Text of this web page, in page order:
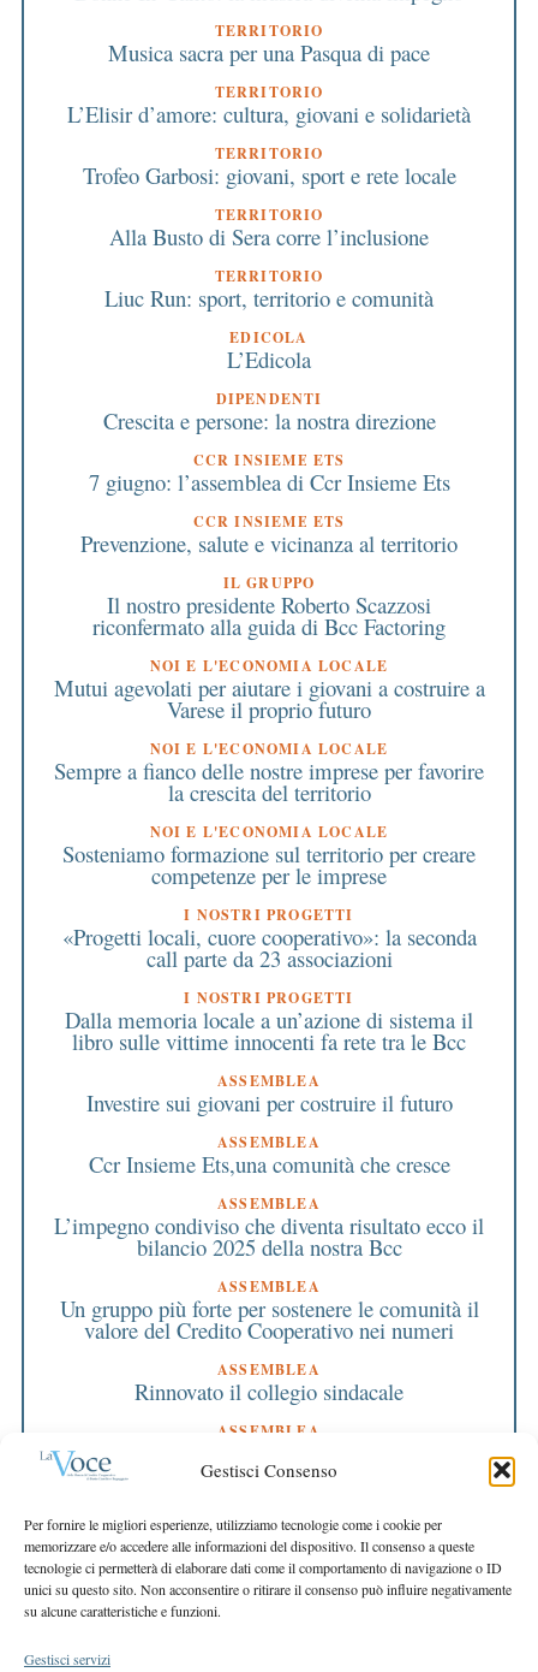
Gestisci Consenso
Per fornire le migliori esperienze, utilizziamo tecnologie come i cookie per
memorizzare e/o accedere alle informazioni del dispositivo. Il consenso a queste
tecnologie ci permetterà di elaborare dati come il comportamento di navigazione o ID
unici su questo sito. Non acconsentire o ritirare il consenso può influire negativamente
su alcune caratteristiche e funzioni.
Gestisci servizi
TERRITORIO
Musica sacra per una Pasqua di pace
TERRITORIO
L’Elisir d’amore: cultura, giovani e solidarietà
TERRITORIO
Trofeo Garbosi: giovani, sport e rete locale
TERRITORIO
Alla Busto di Sera corre l’inclusione
TERRITORIO
Liuc Run: sport, territorio e comunità
EDICOLA
L’Edicola
DIPENDENTI
Crescita e persone: la nostra direzione
CCR INSIEME ETS
7 giugno: l’assemblea di Ccr Insieme Ets
CCR INSIEME ETS
Prevenzione, salute e vicinanza al territorio
IL GRUPPO
Il nostro presidente Roberto Scazzosi
riconfermato alla guida di Bcc Factoring
NOI E L'ECONOMIA LOCALE
Mutui agevolati per aiutare i giovani a costruire a
Varese il proprio futuro
NOI E L'ECONOMIA LOCALE
Sempre a fianco delle nostre imprese per favorire
la crescita del territorio
NOI E L'ECONOMIA LOCALE
Sosteniamo formazione sul territorio per creare
competenze per le imprese
I NOSTRI PROGETTI
«Progetti locali, cuore cooperativo»: la seconda
call parte da 23 associazioni
I NOSTRI PROGETTI
Dalla memoria locale a un’azione di sistema il
libro sulle vittime innocenti fa rete tra le Bcc
ASSEMBLEA
Investire sui giovani per costruire il futuro
ASSEMBLEA
Ccr Insieme Ets,una comunità che cresce
ASSEMBLEA
L’impegno condiviso che diventa risultato ecco il
bilancio 2025 della nostra Bcc
ASSEMBLEA
Un gruppo più forte per sostenere le comunità il
valore del Credito Cooperativo nei numeri
ASSEMBLEA
Rinnovato il collegio sindacale
ASSEMBLEA
Bilancio approvato all’unanimità e 2 milioni
destinati al territorio
EDITORIALE DIRETTORE
Crescere restando riconoscibili
EDITORIALE PRESIDENTE
Costruire futuro insieme